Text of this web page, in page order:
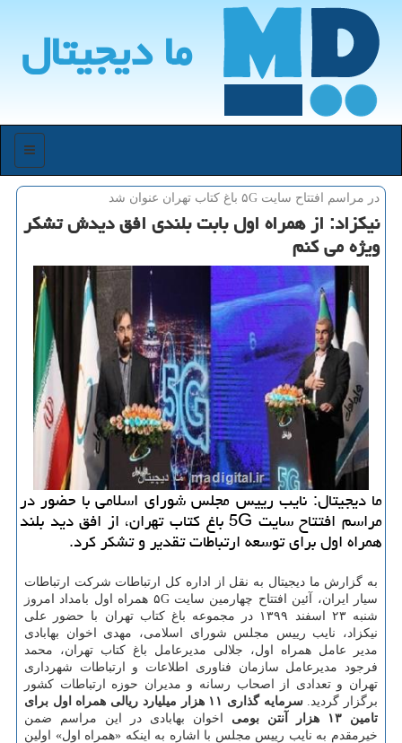
ما دیجیتال
منو
در مراسم افتتاح سایت ۵G باغ كتاب تهران عنوان شد
نیكزاد: از همراه اول بابت بلندی افق دیدش تشكر
ویژه می كنم
ما دیجیتال: نایب رییس مجلس شورای اسلامی با حضور در
مراسم افتتاح سایت 5G باغ کتاب تهران، از افق دید بلند
همراه اول برای توسعه ارتباطات تقدیر و تشکر کرد.
به گزارش ما دیجیتال به نقل از اداره کل ارتباطات شرکت ارتباطات
سیار ایران، آئین افتتاح چهارمین سایت ۵G همراه اول بامداد امروز
شنبه ۲۳ اسفند ۱۳۹۹ در مجموعه باغ کتاب تهران با حضور علی
نیکزاد، نایب رییس مجلس شورای اسلامی، مهدی اخوان بهابادی
مدیر عامل همراه اول، جلالی مدیرعامل باغ کتاب تهران، محمد
فرجود مدیرعامل سازمان فناوری اطلاعات و ارتباطات شهرداری
تهران و تعدادی از اصحاب رسانه و مدیران حوزه ارتباطات کشور
برگزار گردید.
سرمایه گذاری ۱۱ هزار میلیارد ریالی همراه اول برای
تامین ۱۳ هزار آنتن بومی
اخوان بهابادی در این مراسم ضمن
خیرمقدم به نایب رییس مجلس با اشاره به اینکه «همراه اول» اولین